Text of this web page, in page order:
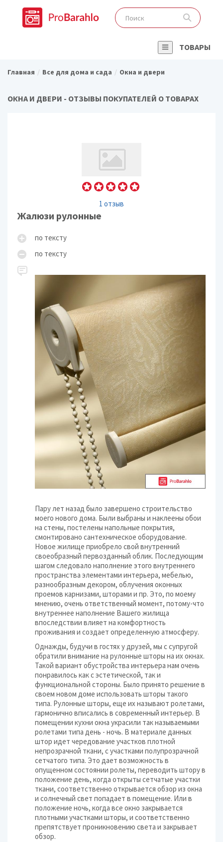
ТОВАРЫ
Главная Все для дома и сада Окна и двери
ОКНА И ДВЕРИ - ОТЗЫВЫ ПОКУПАТЕЛЕЙ О ТОВАРАХ
1 отзыв
Жалюзи рулонные
по тексту
по тексту
Пару лет назад было завершено строительство
моего нового дома. Были выбраны и наклеены обои
на стены, постелены напольные покрытия,
смонтировано сантехническое оборудование.
Новое жилище приобрело свой внутренний
своеобразный первозданный облик. Последующим
шагом следовало наполнение этого внутреннего
пространства элементами интерьера, мебелью,
разнообразным декором, облучения оконных
проемов карнизами, шторами и пр. Это, по моему
мнению, очень ответственный момент, потому-что
внутреннее наполнение Вашего жилища
впоследствии влияет на комфортность
проживания и создает определенную атмосферу.
Однажды, будучи в гостях у друзей, мы с супругой
обратили внимание на рулонные шторы на их окнах.
Такой вариант обустройства интерьера нам очень
понравилось как с эстетической, так и
функциональной стороны. Было принято решение в
своем новом доме использовать шторы такого
типа. Рулонные шторы, еще их называют ролетами,
гармонично вписались в современный интерьер. В
помещении кухни окна украсили так называемыми
ролетами типа день - ночь. В материале данных
штор идет чередование участков плотной
непрозрачной ткани, с участками полупрозрачной
сетчатого типа. Это дает возможность в
опущенном состоянии ролеты, переводить штору в
положение день, когда открыты сетчатые участки
ткани, соответственно открывается обзор из окна
и солнечный свет попадает в помещение. Или в
положение ночь, когда все окно закрывается
плотными участками шторы, и соответственно
препятствует проникновению света и закрывает
обзор.